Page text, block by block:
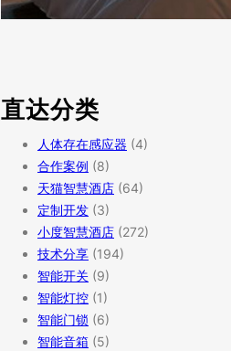
直达分类
人体存在感应器 (4)
合作案例 (8)
天猫智慧酒店 (64)
定制开发 (3)
小度智慧酒店 (272)
技术分享 (194)
智能开关 (9)
智能灯控 (1)
智能门锁 (6)
智能音箱 (5)